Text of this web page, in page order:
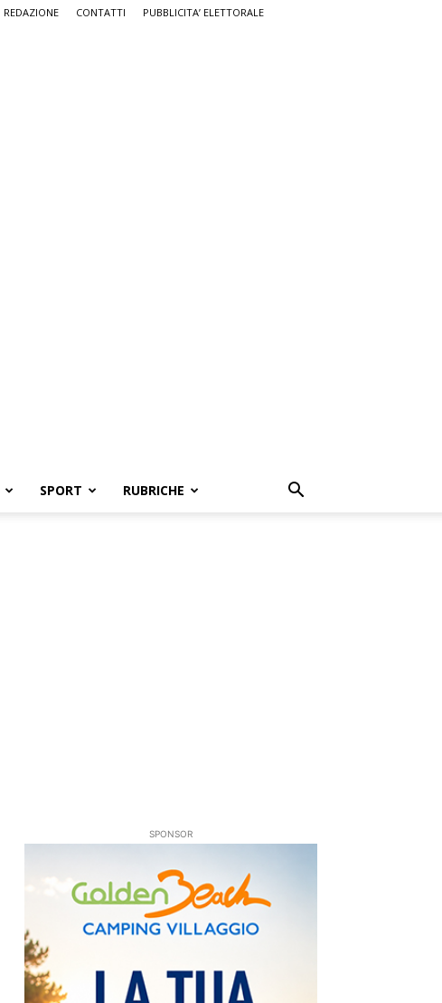
REDAZIONE CONTATTI PUBBLICITA’ ELETTORALE
SPORT RUBRICHE
SPONSOR